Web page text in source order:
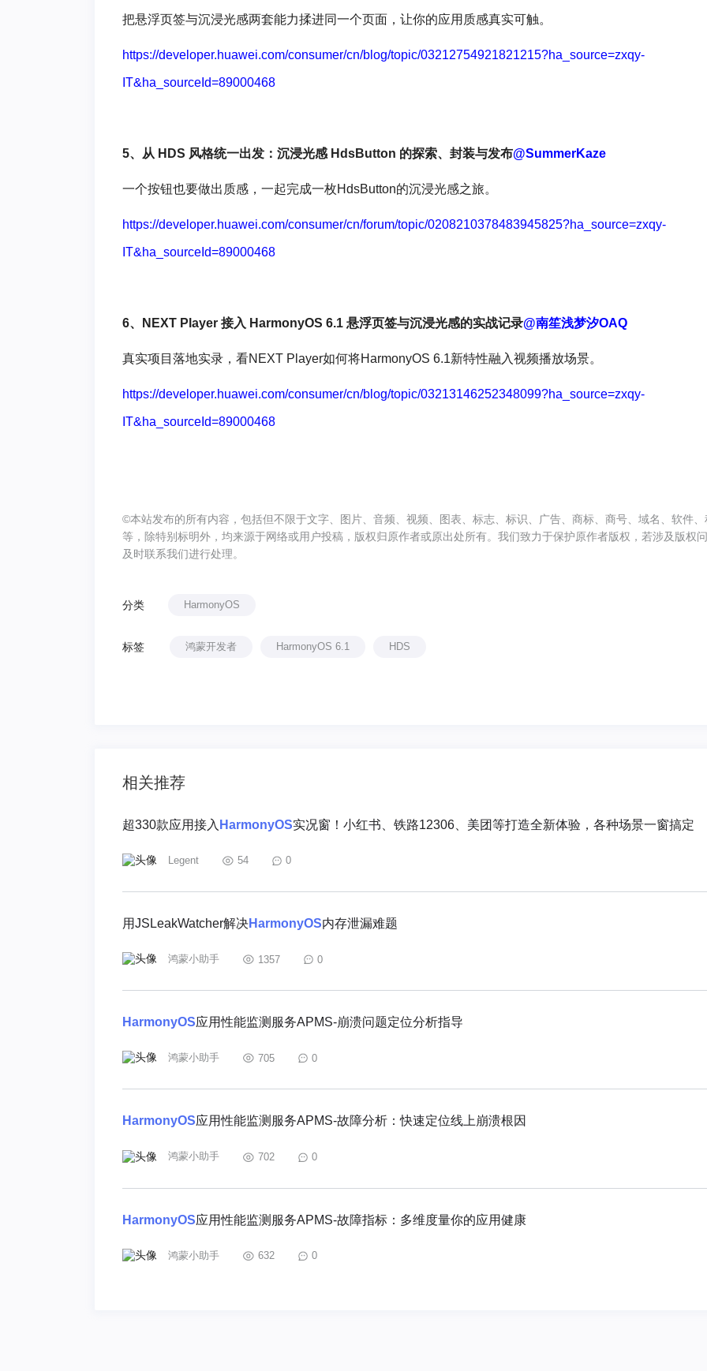
把悬浮页签与沉浸光感两套能力揉进同一个页面，让你的应用质感真实可触。
https://developer.huawei.com/consumer/cn/blog/topic/03212754921821215?ha_source=zxqy-
IT&ha_sourceId=89000468
5、从 HDS 风格统一出发：沉浸光感 HdsButton 的探索、封装与发布@SummerKaze
一个按钮也要做出质感，一起完成一枚HdsButton的沉浸光感之旅。
https://developer.huawei.com/consumer/cn/forum/topic/0208210378483945825?ha_source=zxqy-
IT&ha_sourceId=89000468
6、NEXT Player 接入 HarmonyOS 6.1 悬浮页签与沉浸光感的实战记录@南笙浅梦汐OAQ
真实项目落地实录，看NEXT Player如何将HarmonyOS 6.1新特性融入视频播放场景。
https://developer.huawei.com/consumer/cn/blog/topic/03213146252348099?ha_source=zxqy-
IT&ha_sourceId=89000468
©本站发布的所有内容，包括但不限于文字、图片、音频、视频、图表、标志、标识、广告、商标、商号、域名、软件、
等，除特别标明外，均来源于网络或用户投稿，版权归原作者或原出处所有。我们致力于保护原作者版权，若涉及版权
及时联系我们进行处理。
分类 HarmonyOS
标签 鸿蒙开发者 HarmonyOS 6.1 HDS
相关推荐
超330款应用接入 HarmonyOS实况窗！小红书、铁路12306、美团等打造全新体验，各种场景一窗搞定
Legent 54 0
用JSLeakWatcher解决HarmonyOS内存泄漏难题
鸿蒙小助手 1357 0
HarmonyOS应用性能监测服务APMS-崩溃问题定位分析指导
鸿蒙小助手 705 0
HarmonyOS应用性能监测服务APMS-故障分析：快速定位线上崩溃根因
鸿蒙小助手 702 0
HarmonyOS应用性能监测服务APMS-故障指标：多维度量你的应用健康
鸿蒙小助手 632 0